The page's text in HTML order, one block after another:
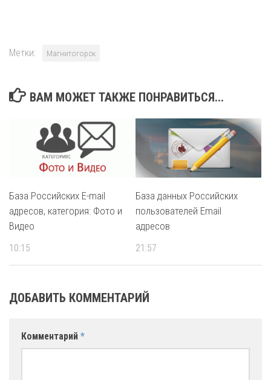
Метки: Магнитогорск
ВАМ МОЖЕТ ТАКЖЕ ПОНРАВИТЬСЯ...
База Российских E-mail
адресов, категория: Фото и
Видео
10:15
База данных Российских
пользователей Email
адресов
21:57
ДОБАВИТЬ КОММЕНТАРИЙ
Комментарий *